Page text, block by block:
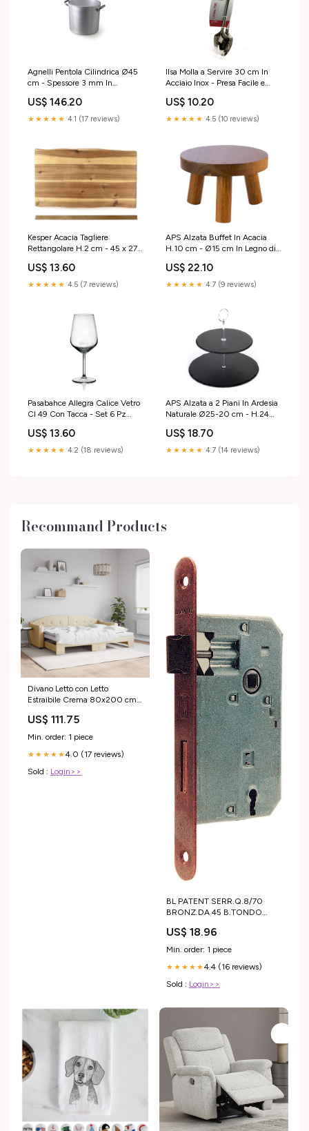
Agnelli Pentola Cilindrica Ø45
cm - Spessore 3 mm In
Import
US$ 146.20
★★★★★ 4.1 (17 reviews)
Ilsa Molla a Servire 30 cm In
Acciaio Inox - Presa Facile e
US$ 10.20
★★★★★ 4.5 (10 reviews)
Kesper Acacia Tagliere
Rettangolare H.2 cm - 45 x 27
Certificato FSC Kutahya
Seramik
US$ 13.60
★★★★★ 4.5 (7 reviews)
APS Alzata Buffet In Acacia
H.10 cm - Ø15 cm In Legno di
US$ 22.10
★★★★★ 4.7 (9 reviews)
Pasabahce Allegra Calice Vetro
Cl 49 Con Tacca - Set 6 Pz
US$ 13.60
★★★★★ 4.2 (18 reviews)
APS Alzata a 2 Piani In Ardesia
Naturale Ø25-20 cm - H.24
Vassoi & Accessori Servizio
US$ 18.70
★★★★★ 4.7 (14 reviews)
Recommand Products
Divano Letto con Letto
Estraibile Crema 80x200 cm
US$ 111.75
Min. order: 1 piece
★★★★★4.0 (17 reviews)
Sold : Login>>
BL PATENT SERR.Q.8/70
BRONZ.DA 45 B.TONDO
US$ 18.96
Min. order: 1 piece
★★★★★4.4 (16 reviews)
Sold : Login>>